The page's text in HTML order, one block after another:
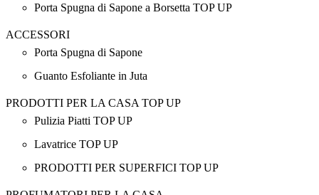
Porta Spugna di Sapone a Borsetta TOP UP
ACCESSORI
Porta Spugna di Sapone
Guanto Esfoliante in Juta
PRODOTTI PER LA CASA TOP UP
Pulizia Piatti TOP UP
Lavatrice TOP UP
PRODOTTI PER SUPERFICI TOP UP